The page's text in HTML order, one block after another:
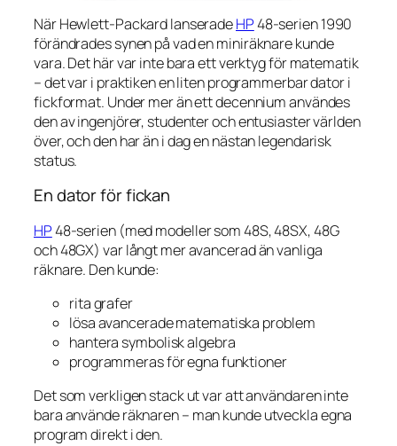
När Hewlett-Packard lanseradeHP48-serien 1990
förändrades synen på vad en miniräknare kunde
vara. Det här var inte bara ett verktyg för matematik
– det var i praktiken en liten programmerbar dator i
fickformat. Under mer än ett decennium användes
den av ingenjörer, studenter och entusiaster världen
över, och den har än i dag en nästan legendarisk
status.
En dator för fickan
HP48-serien (med modeller som 48S, 48SX, 48G
och 48GX) var långt mer avancerad än vanliga
räknare. Den kunde:
rita grafer
lösa avancerade matematiska problem
hantera symbolisk algebra
programmeras för egna funktioner
Det som verkligen stack ut var att användaren inte
baraanvänderäknaren – man kundeutveckla egna
programdirekt i den.